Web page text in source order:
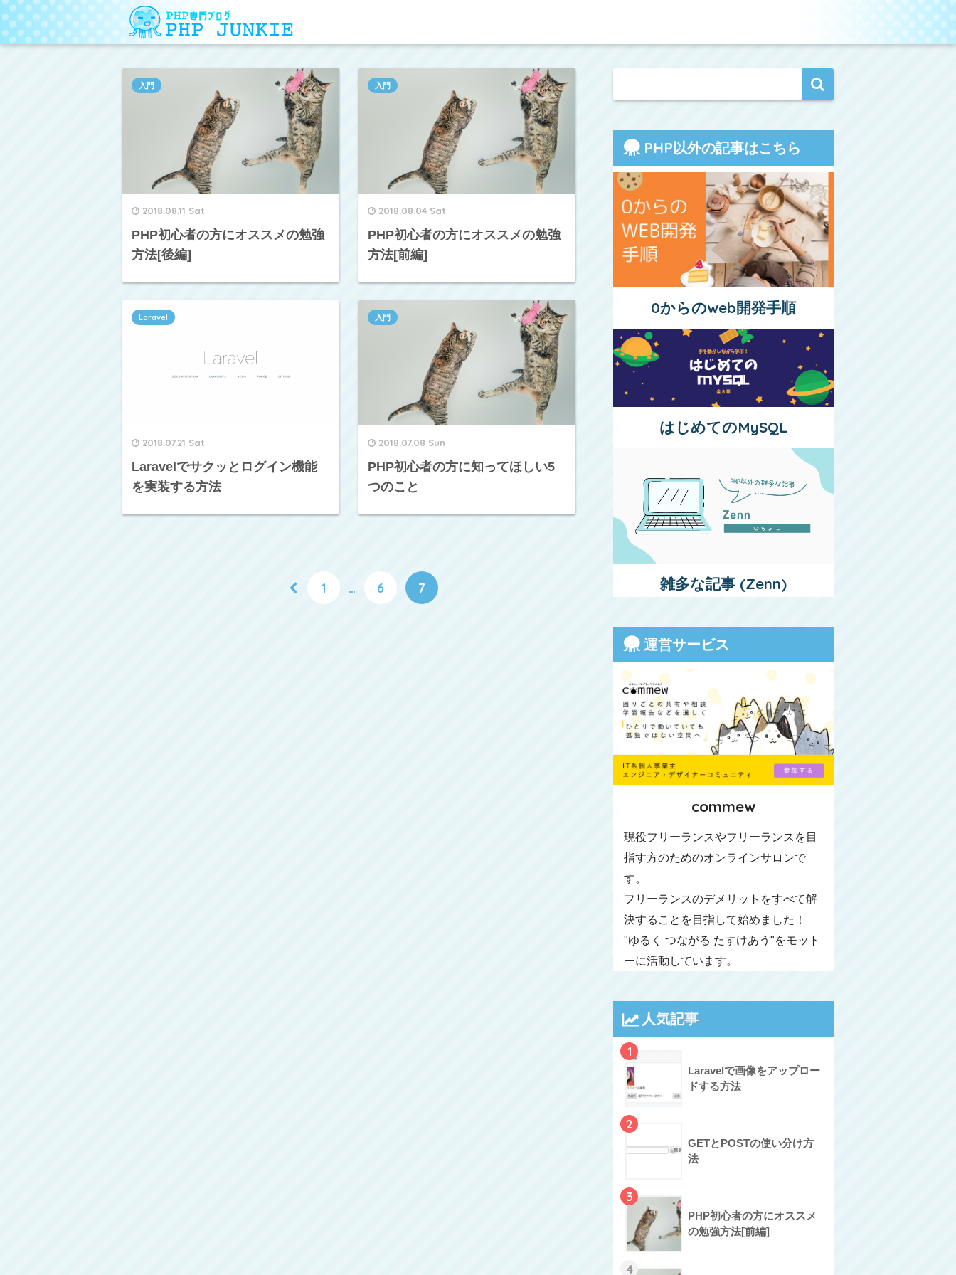
2018.08.11 Sat
PHP初心者の方にオススメの勉強
方法[後編]
入門
2018.08.04 Sat
PHP初心者の方にオススメの勉強
方法[前編]
入門
2018.07.21 Sat
Laravelでサクッとログイン機能
を実装する方法
Laravel
2018.07.08 Sun
PHP初心者の方に知ってほしい5
つのこと
入門
1 … 6 7
PHP以外の記事はこちら
0からのweb開発手順
はじめてのMySQL
雑多な記事 (Zenn)
運営サービス
commew
現役フリーランスやフリーランスを目
指す方のためのオンラインサロンで
す。
フリーランスのデメリットをすべて解
決することを目指して始めました！
"ゆるく つながる たすけあう"をモット
ーに活動しています。
人気記事
1
Laravelで画像をアップロー
ドする方法
2
GETとPOSTの使い分け方
法
3
PHP初心者の方にオススメ
の勉強方法[前編]
4